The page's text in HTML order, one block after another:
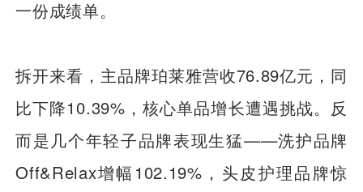
一份成绩单。
拆开来看，主品牌珀莱雅营收76.89亿元，同
比下降10.39%，核心单品增长遭遇挑战。反
而是几个年轻子品牌表现生猛——洗护品牌
Off&Relax增幅102.19%，头皮护理品牌惊